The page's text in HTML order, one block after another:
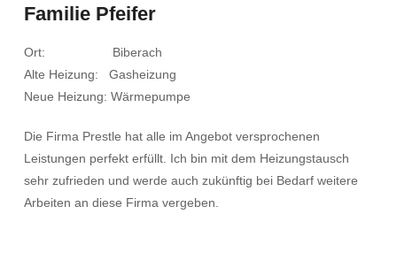
Familie Pfeifer
Ort: Biberach
Alte Heizung: Gasheizung
Neue Heizung: Wärmepumpe
Die Firma Prestle hat alle im Angebot versprochenen
Leistungen perfekt erfüllt. Ich bin mit dem Heizungstausch
sehr zufrieden und werde auch zukünftig bei Bedarf weitere
Arbeiten an diese Firma vergeben.